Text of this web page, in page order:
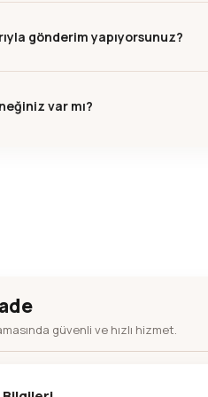
gönderim yapıyorsunuz?
var mı?
güvenli ve hızlı hizmet.